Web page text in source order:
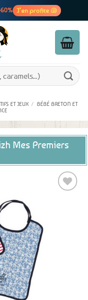
J’en profite 🐚
ET JEUX / BÉBÉ BRETON ET
Mes Premiers